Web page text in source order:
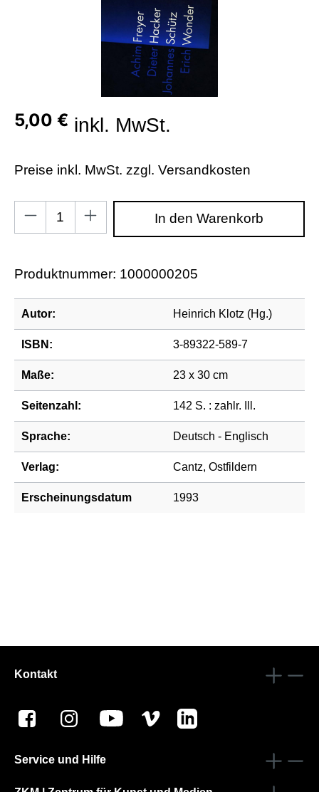
5,00 € inkl. MwSt.
Preise inkl. MwSt. zzgl. Versandkosten
Produkt Anzahl: Gib den gewünschten Wert ein
In den Warenkorb
Produktnummer: 1000000205
Autor: Heinrich Klotz (Hg.)
ISBN: 3-89322-589-7
Maße: 23 x 30 cm
Seitenzahl: 142 S. : zahlr. Ill.
Sprache: Deutsch - Englisch
Verlag: Cantz, Ostfildern
Erscheinungsdatum 1993
Kontakt
Service und Hilfe